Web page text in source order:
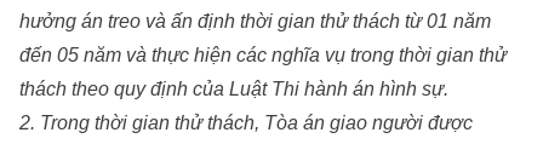
hưởng án treo và ấn định thời gian thử thách từ 01 năm
đến 05 năm và thực hiện các nghĩa vụ trong thời gian thử
thách theo quy định của Luật Thi hành án hình sự.
2. Trong thời gian thử thách, Tòa án giao người được